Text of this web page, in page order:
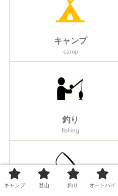
キャンプ
camp
釣り
fishing
キャンプ 登山 釣り オートバイ